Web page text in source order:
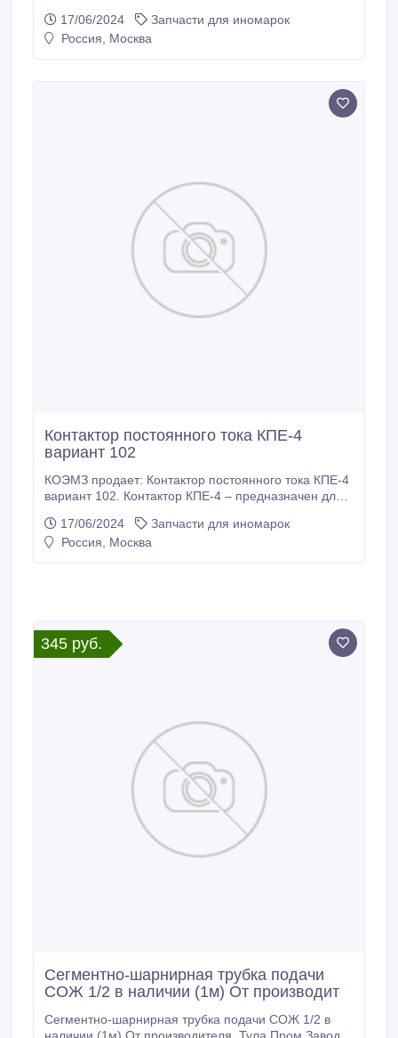
номер: S703 C603 00 84 08 КТЕ 140-3. *Марка:
Balkancar. *Модель ЕП 006.2. *Модель ЕП 011.2.
17/06/2024
Запчасти для иномарок
Россия, Москва
Контактор постоянного тока КПЕ-4
вариант 102
КОЭМЗ продает: Контактор постоянного тока КПЕ-4
вариант 102. Контактор КПЕ-4 – предназначен для
управления электродвигателями постоянного тока в
электрических погрузчиках, электрокарах, тягачах
17/06/2024
Запчасти для иномарок
Россия, Москва
345 руб.
Сегментно-шарнирная трубка подачи
СОЖ 1/2 в наличии (1м) От производит
Сегментно-шарнирная трубка подачи СОЖ 1/2 в